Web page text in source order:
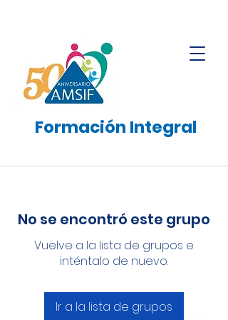
Formación Integral
No se encontró este grupo
Vuelve a la lista de grupos e
inténtalo de nuevo.
Ir a la lista de grupos